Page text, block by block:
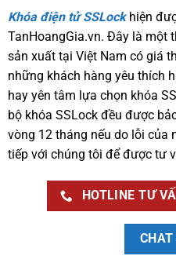
Khóa điện tử SSLock hiện
TanHoangGia.vn. Đây là một
sản xuất tại Việt Nam có giá
những khách hàng yêu thích
hay yên tâm lựa chọn khóa
bộ khóa SSLock đều được
vòng 12 tháng nếu do lỗi của
tiếp với chúng tôi để được tư
HOTLINE TƯ